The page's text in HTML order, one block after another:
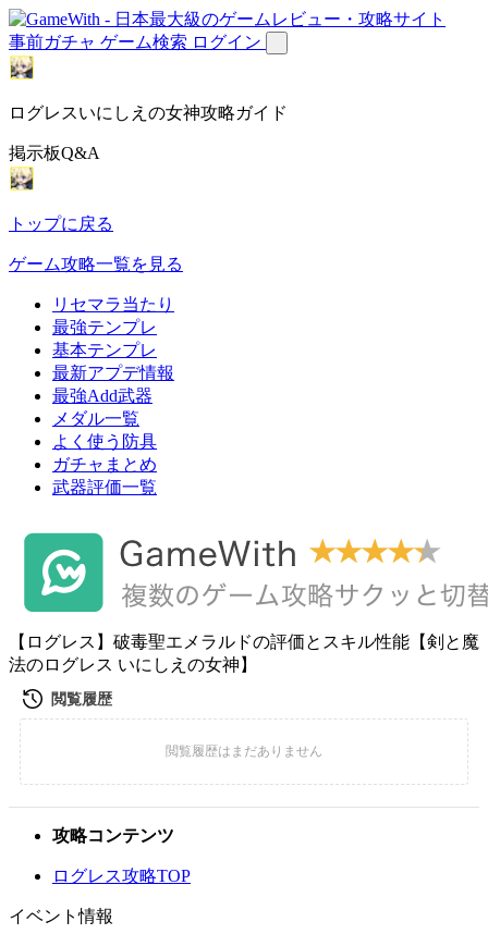
事前ガチャ ゲーム検索 ログイン
ログレスいにしえの女神攻略ガイド
掲示板Q&A
トップに戻る
ゲーム攻略一覧を見る
リセマラ当たり
最強テンプレ
基本テンプレ
最新アプデ情報
最強Add武器
メダル一覧
よく使う防具
ガチャまとめ
武器評価一覧
【ログレス】破毒聖エメラルドの評価とスキル性能【剣と魔
法のログレス いにしえの女神】
攻略コンテンツ
ログレス攻略TOP
イベント情報